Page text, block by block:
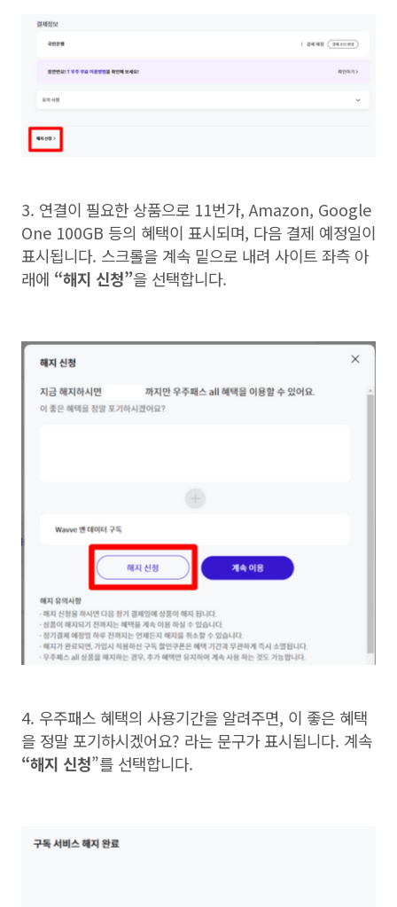
3. 연결이 필요한 상품으로 11번가, Amazon, Google
One 100GB 등의 혜택이 표시되며, 다음 결제 예정일이
표시됩니다. 스크롤을 계속 밑으로 내려 사이트 좌측 아
래에 “해지 신청”을 선택합니다.
4. 우주패스 혜택의 사용기간을 알려주면, 이 좋은 혜택
을 정말 포기하시겠어요? 라는 문구가 표시됩니다. 계속
“해지 신청”를 선택합니다.